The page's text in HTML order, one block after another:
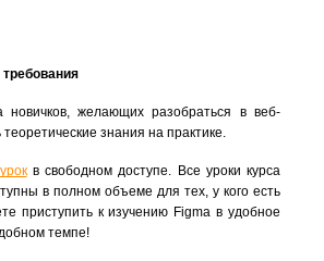
новичков, желающих разобраться в веб-
знания на практике.
в свободном доступе. Все уроки курса
в полном объеме для тех, у кого есть
приступить к изучению Figma в удобное
темпе!